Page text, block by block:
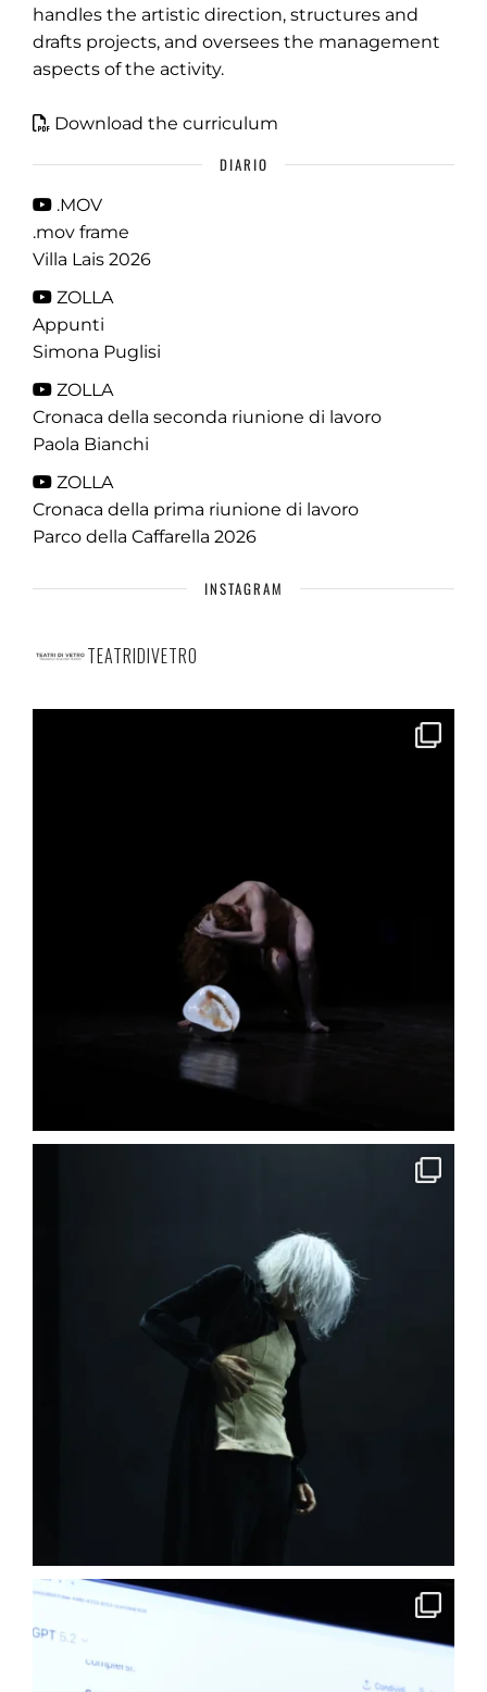
handles the artistic direction, structures and
drafts projects, and oversees the management
aspects of the activity.
Download the curriculum
DIARIO
.MOV
.mov frame
Villa Lais 2026
ZOLLA
Appunti
Simona Puglisi
ZOLLA
Cronaca della seconda riunione di lavoro
Paola Bianchi
ZOLLA
Cronaca della prima riunione di lavoro
Parco della Caffarella 2026
INSTAGRAM
TEATRIDIVETRO